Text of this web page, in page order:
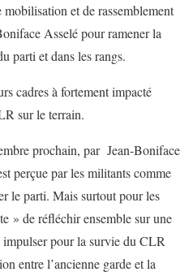
et de rassemblement
Asselé pour ramener la
parti et dans les rangs.
cadres à fortement impacté
sur le terrain.
prochain, par Jean-Boniface
perçue par les militants comme
le parti. Mais surtout pour les
» de réfléchir ensemble sur une
pour la survie du CLR
entre l’ancienne garde et la